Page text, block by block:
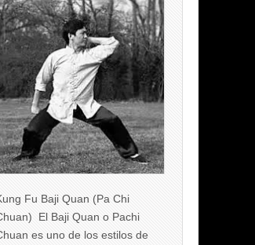
Fu Baji Quan (Pa Chi
El Baji Quan o Pachi
es uno de los estilos de